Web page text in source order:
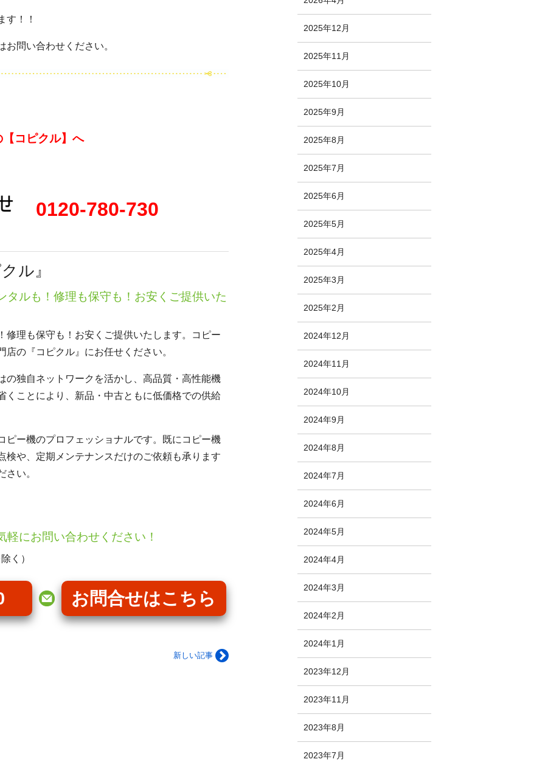
す！！
問い合わせください。
コピクル】へ
0120-780-730
ル』
タルも！修理も保守も！お安くご提供いた
修理も保守も！お安くご提供いたします。コピー
の『コピクル』にお任せください。
の独自ネットワークを活かし、高品質・高性能機
くことにより、新品・中古ともに低価格での供給
ピー機のプロフェッショナルです。既にコピー機
検や、定期メンテナンスだけのご依頼も承ります
さい。
にお問い合わせください！
く）
お問合せはこちら
新しい記事
2025年12月
2025年11月
2025年10月
2025年9月
2025年8月
2025年7月
2025年6月
2025年5月
2025年4月
2025年3月
2025年2月
2024年12月
2024年11月
2024年10月
2024年9月
2024年8月
2024年7月
2024年6月
2024年5月
2024年4月
2024年3月
2024年2月
2024年1月
2023年12月
2023年11月
2023年8月
2023年7月